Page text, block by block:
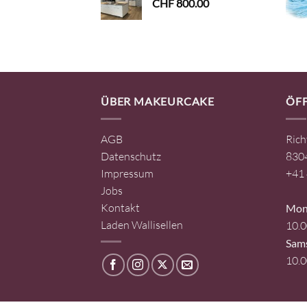
CHF800.00
ÜBER MAKEURCAKE
AGB
Datenschutz
Impressum
Jobs
Kontakt
Laden Wallisellen
+41